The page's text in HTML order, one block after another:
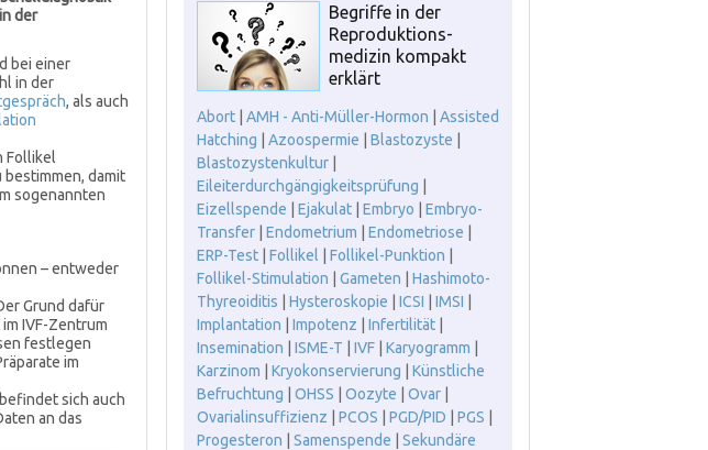
der
bei einer
in der
, als auch
Follikel
damit
sogenannten
– entweder
Grund dafür
IVF-Zentrum
festlegen
im
sich auch
an das
Begriffe in der
Reproduktions-
medizin kompakt
erklärt
Abort| AMH - Anti-Müller-Hormon
Assisted
Hatching
Azoospermie Blastozyste
Blastozystenkultur|
Eileiterdurchgängigkeitsprüfung
Eizellspende
Ejakulat| Embryo
Embryo-
Transfer| Endometrium Endometriose
ERP-Test| Follikel Follikel-Punktion
Follikel-Stimulation
Gameten
Hashimoto-
Thyreoiditis
Hysteroskopie ICSI IMSI
Implantation
Impotenz Infertilität|
Insemination
ISME-T IVF| Karyogramm
Karzinom
Kryokonservierung
Künstliche
Befruchtung
OHSS Oozyte Ovar|
Ovarialinsuffizienz
PCOS PGD/PID PGS
Progesteron
Samenspende
Sekundäre